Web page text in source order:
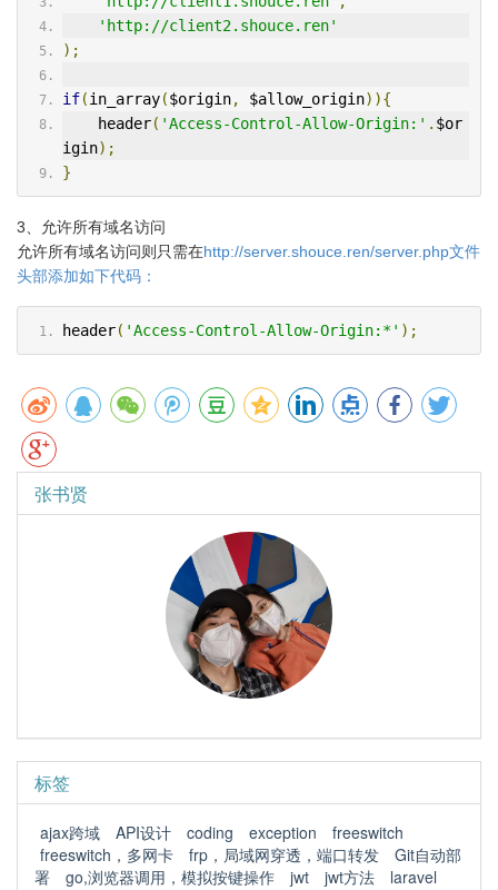
'http://client2.shouce.ren'
);
if(in_array($origin, $allow_origin)){
    header
( 'Access-Control-Allow-Origin:' . $or
igin);
}
3、允许所有域名访问
允许所有域名访问则只需在http://server.shouce.ren/server.php文件
头部添加如下代码：
header( 'Access-Control-Allow-Origin:*' );
张书贤
标签
ajax跨域 API设计 coding exception
freeswitch
freeswitch，多网卡
frp，局域网穿透，端口转发
Git自动部
署
go,浏览器调用，模拟按键操作 jwt jwt方法
laravel